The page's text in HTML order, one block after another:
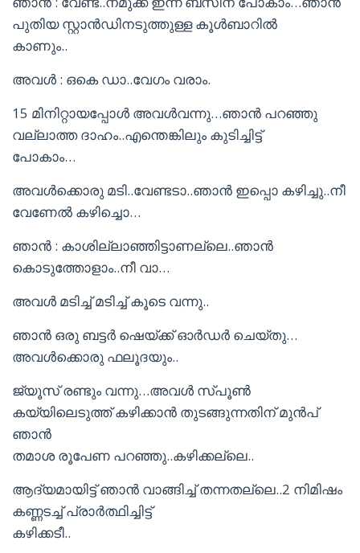
പുതിയ സ്റ്റാൻഡിനടുത്തുള്ള കൂൾബാറിൽ
കാണും..
അവൾ : ഒകെ ഡാ..വേഗം വരാം.
15 മിനിറ്റായപ്പോൾ അവൾവന്നു…ഞാൻ പറഞ്ഞു
വല്ലാത്ത ദാഹം..എന്തെങ്കിലും കുടിച്ചിട്ട്
പോകാം…
അവൾക്കൊരു മടി..വേണ്ടടാ..ഞാൻ ഇപ്പൊ കഴിച്ചു..നീ
വേണേൽ കഴിച്ചൊ…
ഞാൻ : കാശില്ലാഞ്ഞിട്ടാണല്ലെ..ഞാൻ
കൊടുത്തോളാം..നീ വാ…
അവൾ മടിച്ച് മടിച്ച് കൂടെ വന്നു..
ഞാൻ ഒരു ബട്ടർ ഷെയ്ക്ക് ഓർഡർ ചെയ്തു…
അവൾക്കൊരു ഫലൂദയും..
ജ്യൂസ് രണ്ടും വന്നു…അവൾ സ്പൂൺ
കയ്യിലെടുത്ത് കഴിക്കാൻ തുടങ്ങുന്നതിന് മുൻപ്
ഞാൻ
തമാശ രൂപേണ പറഞ്ഞു..കഴിക്കല്ലെ..
ആദ്യമായിട്ട് ഞാൻ വാങ്ങിച്ച് തന്നതല്ലെ..2 നിമിഷം
കണ്ണടച്ച് പ്രാർത്ഥിച്ചിട്ട്
കഴിക്കടീ..